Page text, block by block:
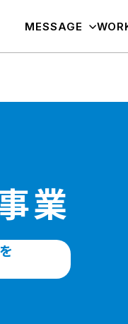
MESSAGE
業